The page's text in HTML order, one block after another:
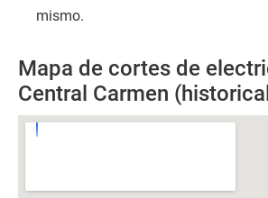
mismo.
Mapa de cortes de
Central Carmen